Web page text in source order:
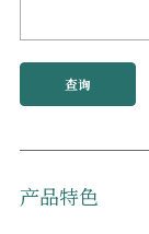
查询
产品特色